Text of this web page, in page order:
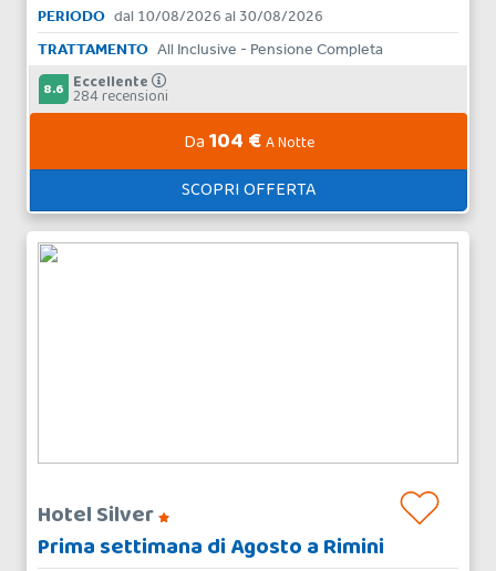
PERIODO dal 10/08/2026 al 30/08/2026
TRATTAMENTO All Inclusive - Pensione Completa
8.6 Eccellente
284 recensioni
Da 104 €A Notte
SCOPRI OFFERTA
Hotel Silver
Prima settimana di Agosto a Rimini